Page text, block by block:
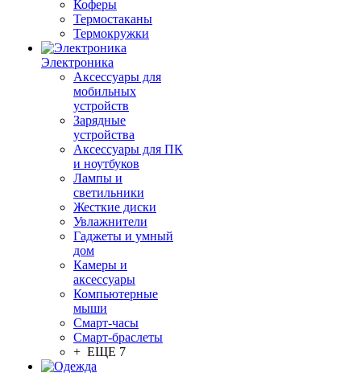
Коферы
Термостаканы
Термокружки
Электроника
Аксессуары для
мобильных
устройств
Зарядные
устройства
Аксессуары для ПК
и ноутбуков
Лампы и
светильники
Жесткие диски
Увлажнители
Гаджеты и умный
дом
Камеры и
аксессуары
Компьютерные
мыши
Смарт-часы
Смарт-браслеты
+ ЕЩЕ 7